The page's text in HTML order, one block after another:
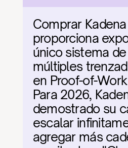
Comprar Kadena
proporciona
único sistema
múltiples
en Proof-of-
Para 2026,
demostrado su
escalar
agregar más